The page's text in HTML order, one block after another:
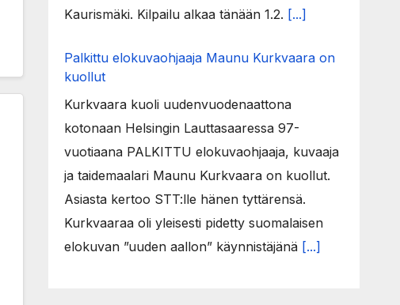
Kaurismäki. Kilpailu alkaa tänään 1.2. [...]
Palkittu elokuvaohjaaja Maunu Kurkvaara on
kuollut
Kurkvaara kuoli uudenvuodenaattona
kotonaan Helsingin Lauttasaaressa 97-
vuotiaana PALKITTU elokuvaohjaaja, kuvaaja
ja taidemaalari Maunu Kurkvaara on kuollut.
Asiasta kertoo STT:lle hänen tyttärensä.
Kurkvaaraa oli yleisesti pidetty suomalaisen
elokuvan ”uuden aallon” käynnistäjänä [...]